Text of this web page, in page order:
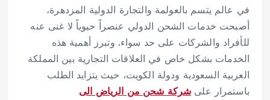
في عالم يتسم بالعولمة والتجارة الدولية المزدهرة،
أصبحت خدمات الشحن الدولي عنصراً حيوياً لا غنى عنه
للأفراد والشركات على حد سواء. وتبرز أهمية هذه
الخدمات بشكل خاص في العلاقات التجارية بين المملكة
العربية السعودية ودولة الكويت، حيث يتزايد الطلب
باستمرار على شركة شحن من الرياض الى